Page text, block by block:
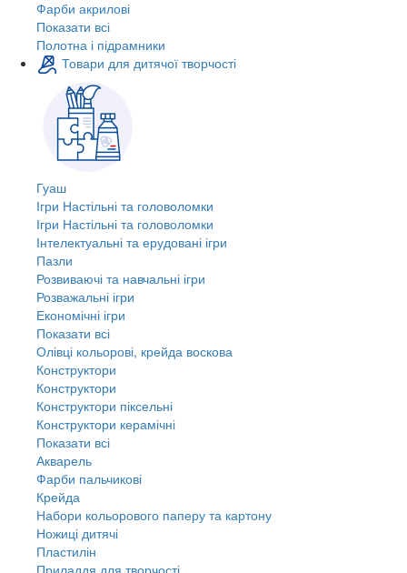
Фарби акрилові
Показати всі
Полотна і підрамники
Товари для дитячої творчості
Гуаш
Ігри Настільні та головоломки
Ігри Настільні та головоломки
Інтелектуальні та ерудовані ігри
Пазли
Розвиваючі та навчальні ігри
Розважальні ігри
Економічні ігри
Показати всі
Олівці кольорові, крейда воскова
Конструктори
Конструктори
Конструктори піксельні
Конструктори керамічні
Показати всі
Акварель
Фарби пальчикові
Крейда
Набори кольорового паперу та картону
Ножиці дитячі
Пластилін